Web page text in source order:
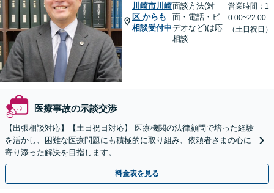
川崎市川崎
区 からも
相談受付中
面談方法(対
面・電話・ビ
デオなど)は応
相談
営業時間：1
0:00~22:00
（土日祝日）
医療事故の示談交渉
【出張相談対応】【土日祝日対応】 医療機関の法律顧問で培った経験
を活かし、困難な医療問題にも積極的に取り組み、依頼者さまの心に
寄り添った解決を目指します。
料金表を見る